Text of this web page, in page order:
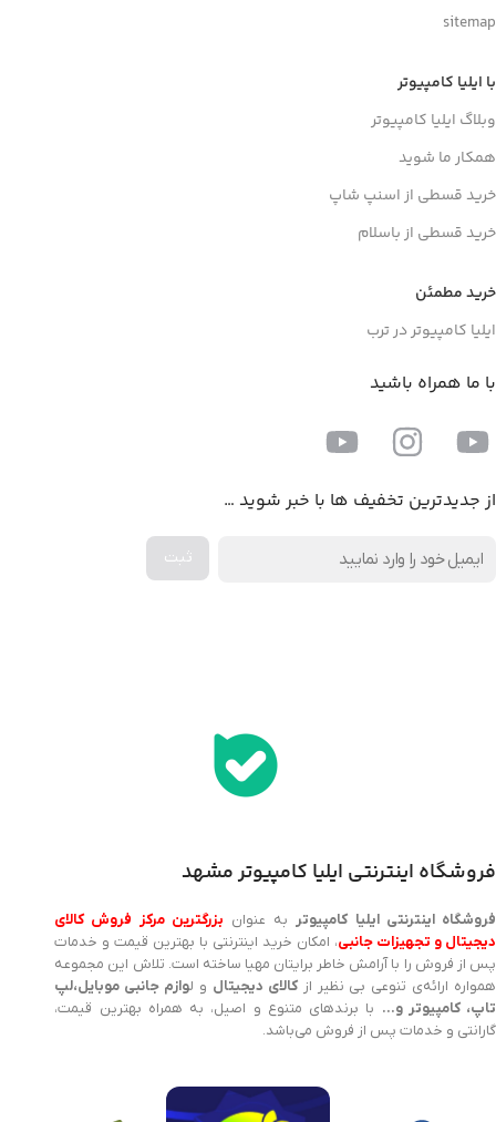
sitemap
با ایلیا کامپیوتر
وبلاگ ایلیا کامپیوتر
همکار ما شوید
خرید قسطی از اسنپ شاپ
خرید قسطی از باسلام
خرید مطمئن
ایلیا کامپیوتر در ترب
با ما همراه باشید
از جدیدترین تخفیف ها با خبر شوید …
فروشگاه اینترنتی ایلیا کامپیوتر مشهد
فروشگاه اینترنتی ایلیا کامپیوتر به عنوان بزرگترین مرکز فروش کالای
دیجیتال و تجهیزات جانبی، امکان خرید اینترنتی با بهترین قیمت و خدمات
پس از فروش را با آرامش خاطر برایتان مهیا ساخته است. تلاش این مجموعه
همواره ارائه‌ی تنوعی بی نظیر ازکالای دیجیتال و لوازم جانبی موبایل،لپ
تاپ، کامپیوتر و… با برندهای متنوع و اصیل، به همراه بهترین قیمت،
گارانتی و خدمات پس از فروش می‌باشد.